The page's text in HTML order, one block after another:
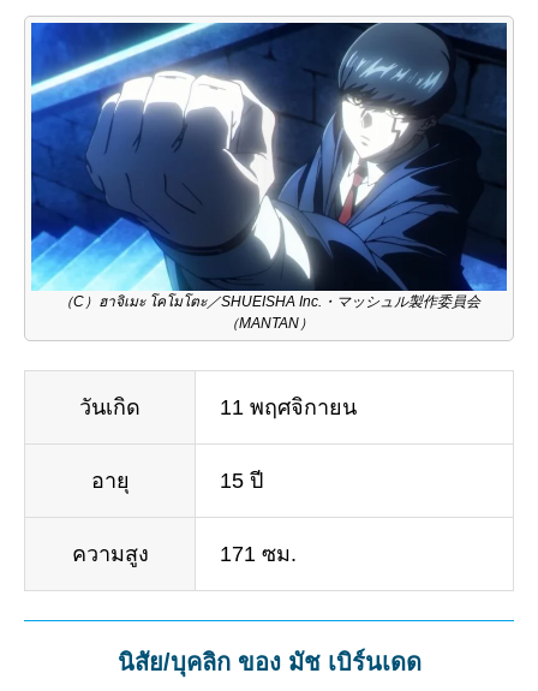
（C）ฮาจิเมะ โคโมโตะ／SHUEISHA Inc.・マッシュル製作委員会
（MANTAN）
วันเกิด 11 พฤศจิกายน
อายุ 15 ปี
ความสูง 171 ซม.
นิสัย/บุคลิก ของ มัช เบิร์นเดด